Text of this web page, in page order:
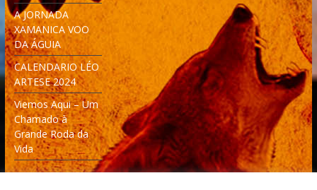
A JORNADA
XAMANICA VOO
DA ÁGUIA
CALENDARIO LÉO
ARTESE 2024
Viemos Aqui – Um
Chamado à
Grande Roda da
Vida